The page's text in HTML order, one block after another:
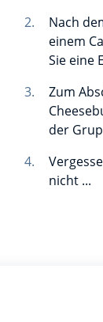
Nach
einem
Sie eine
Zum
der
nicht ...